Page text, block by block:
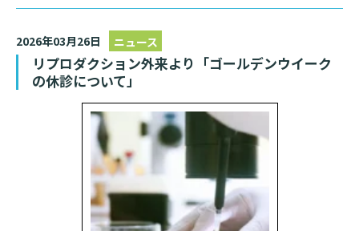
2026年03月26日 ニュース
リプロダクション外来より「ゴールデンウイーク
の休診について」